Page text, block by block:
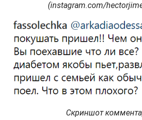
(instagram.com/
Скриншот